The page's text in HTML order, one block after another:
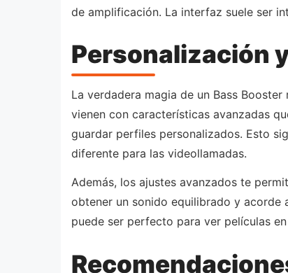
de amplificación. La interfaz suele ser
Personalización
La verdadera magia de un Bass
vienen con características avanzadas
guardar perfiles personalizados. Esto
diferente para las videollamadas.
Además, los ajustes avanzados te
obtener un sonido equilibrado y acorde
puede ser perfecto para ver películas